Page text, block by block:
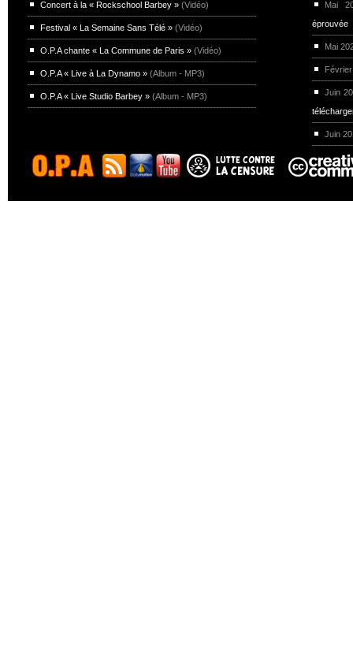
Concert à la « Rockschool Barbey » (Vidéo)
Festival « La Semaine Sans Télé » (Vidéo)
O.P.A chante « La Commune de Paris » (Vidéo)
O.P.A « Live à La Dynamo » (Album - MP3)
O.P.A « Live Studio Barbey » (Album - MP3)
Mai
éprouvée
Mai
Juin
Juin